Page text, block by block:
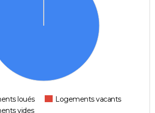
loués
Logements vacants
vides